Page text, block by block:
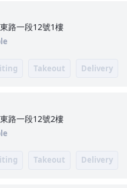
路一段12號1樓
Takeout Delivery
路一段12號2樓
Takeout Delivery